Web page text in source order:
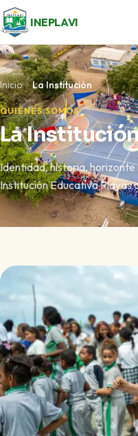
INEPLAVI
Inicio La Institución
QUIÉNES SOMOS
La
Identidad, historia,
Institución Educativa Playas